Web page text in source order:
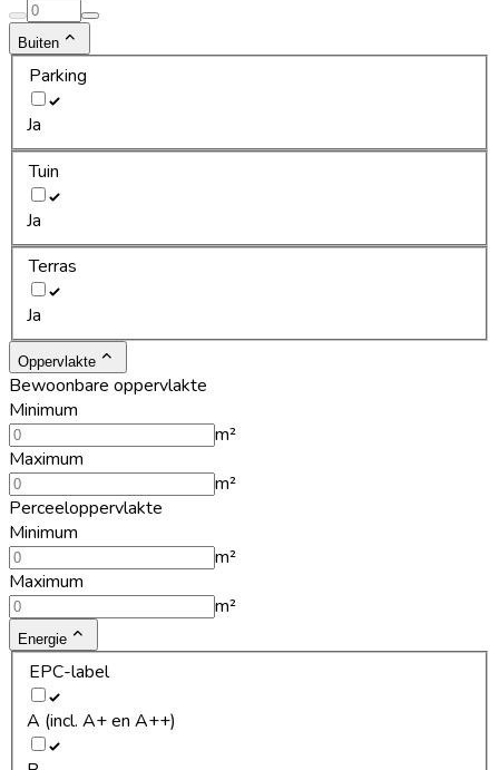
Buiten
Parking
Ja
Tuin
Ja
Terras
Ja
Oppervlakte
Bewoonbare oppervlakte
Minimum
m²
Maximum
m²
Perceeloppervlakte
Minimum
m²
Maximum
m²
Energie
EPC-label
A (incl. A+ en A++)